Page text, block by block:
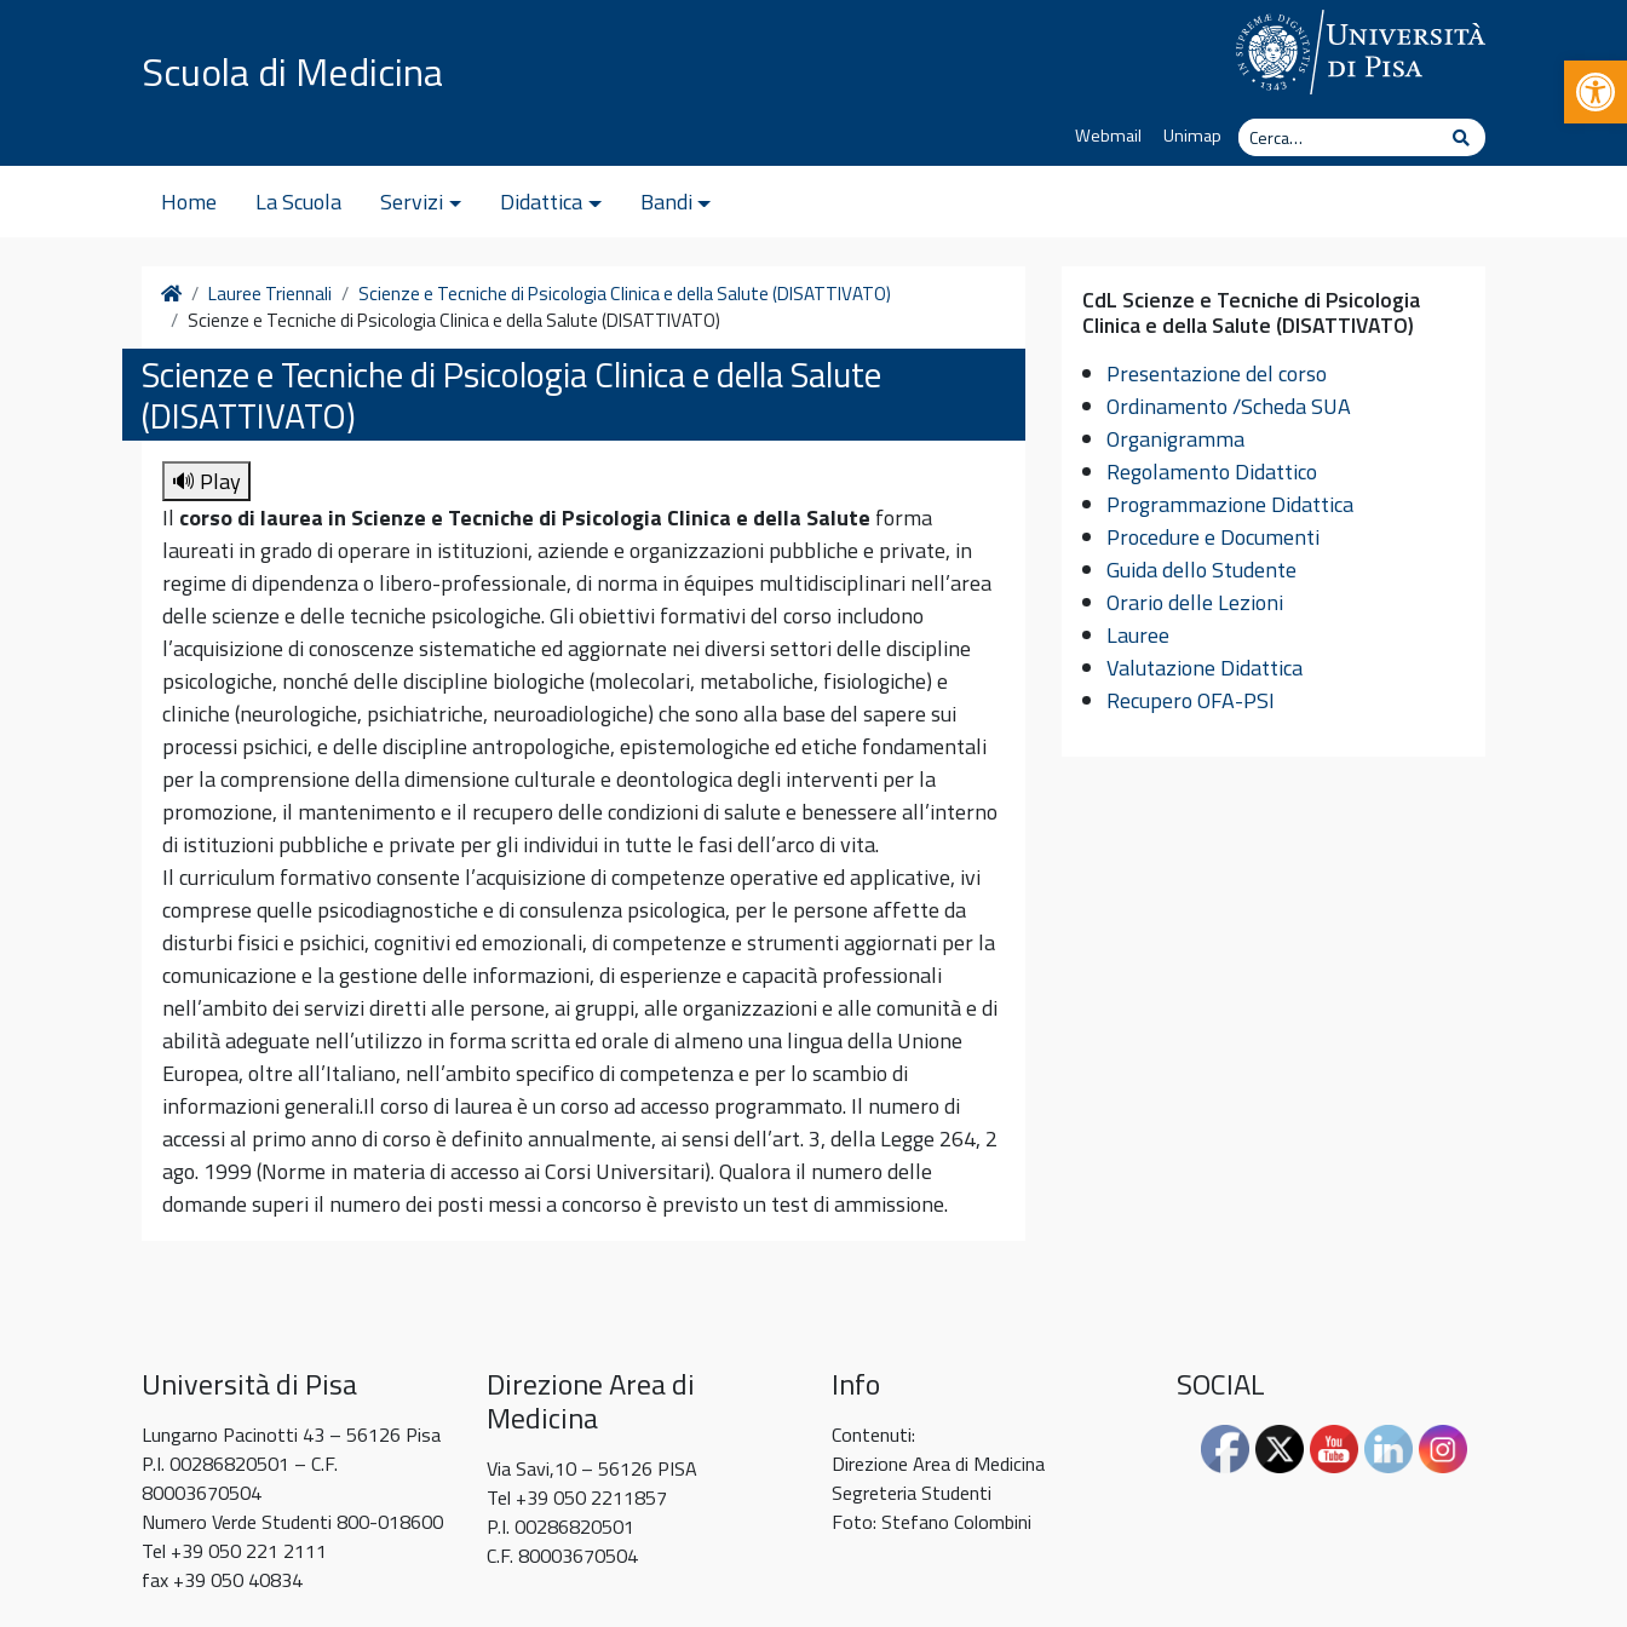
Scuola di Medicina
Webmail Unimap
Cerca
Cerca
Home La Scuola Servizi Didattica Bandi
HomeLauree Triennali
Scienze e Tecniche di Psicologia Clinica e della Salute (DISATTIVATO)
Scienze e Tecniche di Psicologia Clinica e della Salute (DISATTIVATO)
Scienze e Tecniche di Psicologia Clinica e della Salute
(DISATTIVATO)
🔊 Play
Il corso di laurea in Scienze e Tecniche di Psicologia Clinica e della Salute forma
laureati in grado di operare in istituzioni, aziende e organizzazioni pubbliche e private, in
regime di dipendenza o libero-professionale, di norma in équipes multidisciplinari nell’area
delle scienze e delle tecniche psicologiche. Gli obiettivi formativi del corso includono
l’acquisizione di conoscenze sistematiche ed aggiornate nei diversi settori delle discipline
psicologiche, nonché delle discipline biologiche (molecolari, metaboliche, fisiologiche) e
cliniche (neurologiche, psichiatriche, neuroadiologiche) che sono alla base del sapere sui
processi psichici, e delle discipline antropologiche, epistemologiche ed etiche fondamentali
per la comprensione della dimensione culturale e deontologica degli interventi per la
promozione, il mantenimento e il recupero delle condizioni di salute e benessere all’interno
di istituzioni pubbliche e private per gli individui in tutte le fasi dell’arco di vita.
Il curriculum formativo consente l’acquisizione di competenze operative ed applicative, ivi
comprese quelle psicodiagnostiche e di consulenza psicologica, per le persone affette da
disturbi fisici e psichici, cognitivi ed emozionali, di competenze e strumenti aggiornati per la
comunicazione e la gestione delle informazioni, di esperienze e capacità professionali
nell’ambito dei servizi diretti alle persone, ai gruppi, alle organizzazioni e alle comunità e di
abilità adeguate nell’utilizzo in forma scritta ed orale di almeno una lingua della Unione
Europea, oltre all’Italiano, nell’ambito specifico di competenza e per lo scambio di
informazioni generali.Il corso di laurea è un corso ad accesso programmato. Il numero di
accessi al primo anno di corso è definito annualmente, ai sensi dell’art. 3, della Legge 264, 2
ago. 1999 (Norme in materia di accesso ai Corsi Universitari). Qualora il numero delle
domande superi il numero dei posti messi a concorso è previsto un test di ammissione.
CdL Scienze e Tecniche di Psicologia
Clinica e della Salute (DISATTIVATO)
Presentazione del corso
Ordinamento /Scheda SUA
Organigramma
Regolamento Didattico
Programmazione Didattica
Procedure e Documenti
Guida dello Studente
Orario delle Lezioni
Lauree
Valutazione Didattica
Recupero OFA-PSI
Università di Pisa
Lungarno Pacinotti 43 – 56126 Pisa
P.I. 00286820501 – C.F.
80003670504
Numero Verde Studenti 800-018600
Tel +39 050 221 2111
fax +39 050 40834
Direzione Area di
Medicina
Via Savi,10 – 56126 PISA
Tel +39 050 2211857
P.I. 00286820501
C.F. 80003670504
Info
Contenuti:
Direzione Area di Medicina
Segreteria Studenti
Foto: Stefano Colombini
SOCIAL